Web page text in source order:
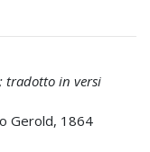
tradotto in versi
Gerold, 1864